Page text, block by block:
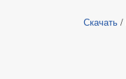
Скачать/